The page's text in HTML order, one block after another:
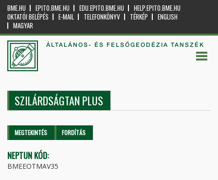
BME.HU EPITO.BME.HU EDU.EPITO.BME.HU
HELP.EPITO.BME.HU
OKTATÓI BELÉPÉS
E-MAIL TELEFONKÖNYV TÉRKÉP
ENGLISH
MAGYAR
ÁLTALÁNOS- ÉS FELSŐGEODÉZIA TANSZÉK
SZILÁRDSÁGTAN PLUS
Elsődleges fülek
MEGTEKINTÉS (AKTÍVFORDÍTÁS
NEPTUN KÓD:
BMEEOTMAV35